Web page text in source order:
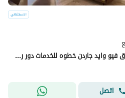
شقه اول سكن للايجار تبدو الفندق فيو وايد جاردن خطوه للخدمات دور رابع بحري تشطيب خاص خدمه نضافه طوال مده الايجار
اتصل